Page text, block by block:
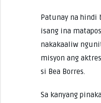
Patunay na hindi
isang ina
nakakaaliw
misyon ang
si Bea Borres.
Sa kanyang